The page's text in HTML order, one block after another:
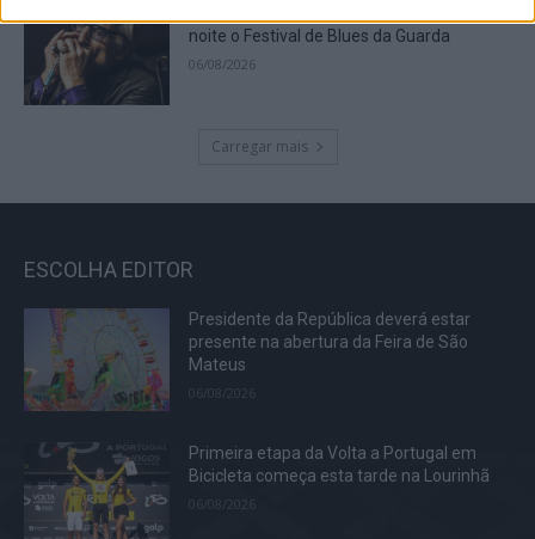
noite o Festival de Blues da Guarda
06/08/2026
Carregar mais
ESCOLHA EDITOR
Presidente da República deverá estar
presente na abertura da Feira de São
Mateus
06/08/2026
Primeira etapa da Volta a Portugal em
Bicicleta começa esta tarde na Lourinhã
06/08/2026